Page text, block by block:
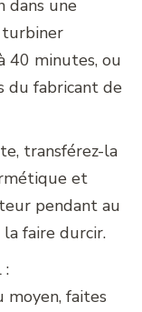
dans une
turbiner
40 minutes, ou
du fabricant de
transférez-la
et
pendant au
faire durcir.
:
moyen, faites